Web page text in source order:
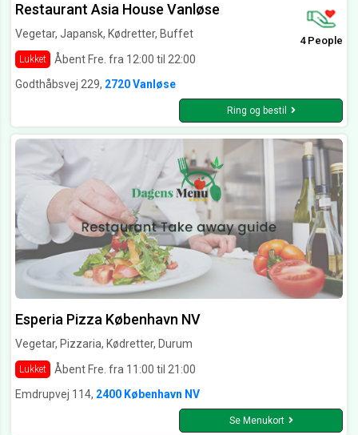
Restaurant Asia House Vanløse
Vegetar, Japansk, Kødretter, Buffet
Lukket Åbent Fre. fra 12:00 til 22:00
4 People
Godthåbsvej 229, 2720 Vanløse
Ring og bestil
Esperia Pizza København NV
Vegetar, Pizzaria, Kødretter, Durum
Lukket
Åbent Fre. fra 11:00 til 21:00
Emdrupvej 114, 2400 København NV
Se Menukort